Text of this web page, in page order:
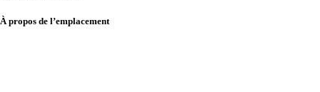
À propos de l’emplacement